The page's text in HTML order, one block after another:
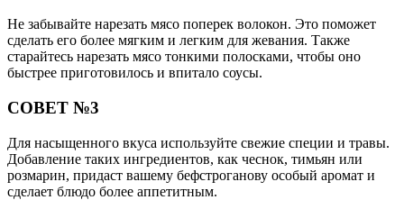
Не забывайте нарезать мясо поперек волокон. Это поможет
сделать его более мягким и легким для жевания. Также
старайтесь нарезать мясо тонкими полосками, чтобы оно
быстрее приготовилось и впитало соусы.
СОВЕТ №3
Для насыщенного вкуса используйте свежие специи и травы.
Добавление таких ингредиентов, как чеснок, тимьян или
розмарин, придаст вашему бефстроганову особый аромат и
сделает блюдо более аппетитным.